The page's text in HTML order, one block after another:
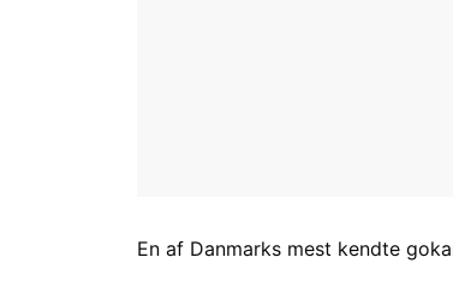
En af Danmarks mest kendte